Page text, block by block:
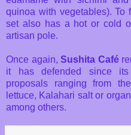
quinoa with vegetables). To
set also has a hot or cold
artisan pole.
Once again, Sushita Café
it has defended since
proposals ranging from
lettuce, Kalahari salt or
among others.